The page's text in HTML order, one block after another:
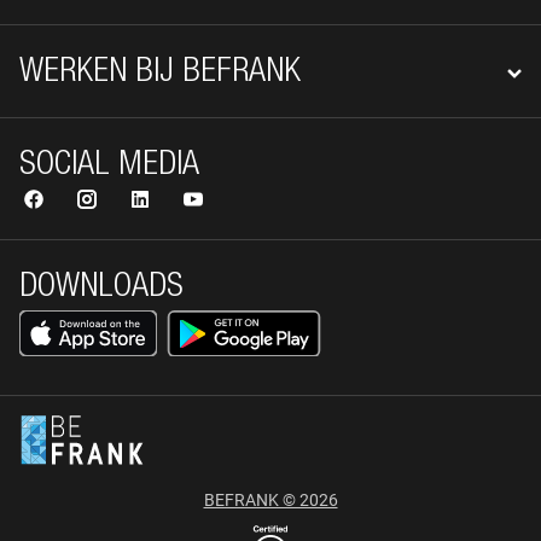
WERKEN BIJ BEFRANK
DOWNLOADS
SOCIAL MEDIA
BEFRANK © 2026